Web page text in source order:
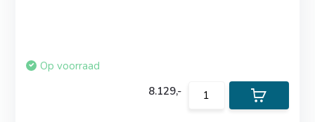
Op voorraad
8.129,-